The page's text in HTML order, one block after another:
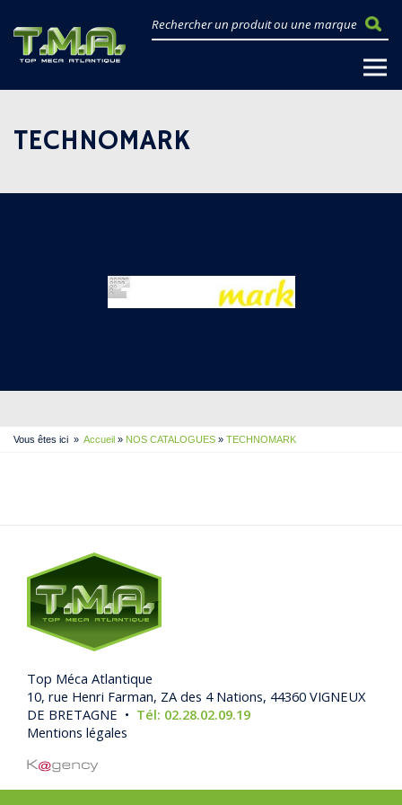
TECHNOMARK
Vous êtes ici » Accueil » NOS CATALOGUES » TECHNOMARK
Top Méca Atlantique
10, rue Henri Farman, ZA des 4 Nations, 44360 VIGNEUX
DE BRETAGNE • Tél: 02.28.02.09.19
Mentions légales